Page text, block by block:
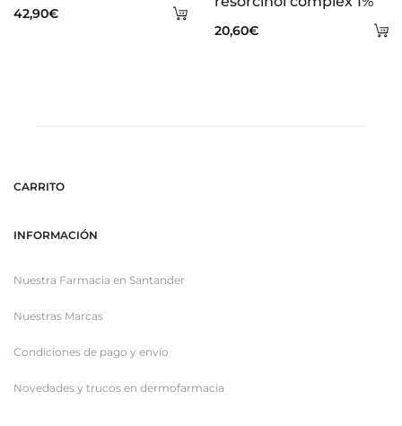
Añadir
42,90€
20,60€
CARRITO
INFORMACIÓN
Nuestra Farmacia en Santander
Nuestras Marcas
Condiciones de pago y envío
Novedades y trucos en dermofarmacia